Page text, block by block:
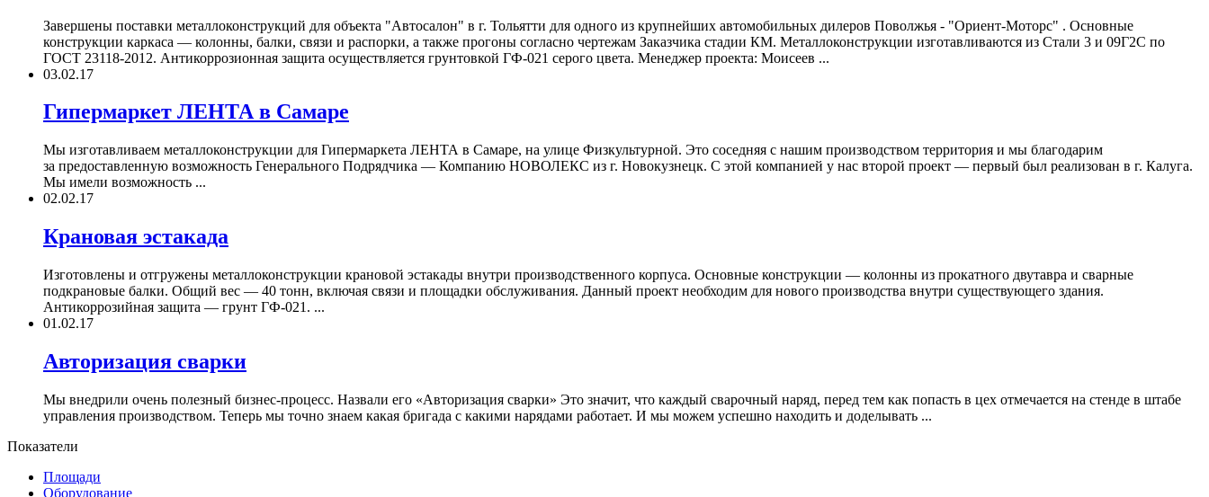
Завершены поставки металлоконструкций для объекта "Автосалон" в г. Тольятти для одного из крупнейших автомобильных дилеров Поволжья - "Ориент-Моторс" . Основные
конструкции каркаса — колонны, балки, связи и распорки, а также прогоны согласно чертежам Заказчика стадии КМ. Металлоконструкции изготавливаются из Стали 3 и 09Г2С по
ГОСТ 23118-2012. Антикоррозионная защита осуществляется грунтовкой ГФ-021 серого цвета. Менеджер проекта: Моисеев ...
03.02.17
Гипермаркет ЛЕНТА в Самаре
Мы изготавливаем металлоконструкции для Гипермаркета ЛЕНТА в Самаре, на улице Физкультурной. Это соседняя с нашим производством территория и мы благодарим
за предоставленную возможность Генерального Подрядчика — Компанию НОВОЛЕКС из г. Новокузнецк. С этой компанией у нас второй проект — первый был реализован в г. Калуга.
Мы имели возможность ...
02.02.17
Крановая эстакада
Изготовлены и отгружены металлоконструкции крановой эстакады внутри производственного корпуса. Основные конструкции — колонны из прокатного двутавра и сварные
подкрановые балки. Общий вес — 40 тонн, включая связи и площадки обслуживания. Данный проект необходим для нового производства внутри существующего здания.
Антикоррозийная защита — грунт ГФ-021. ...
01.02.17
Авторизация сварки
Мы внедрили очень полезный бизнес-процесс. Назвали его «Авторизация сварки» Это значит, что каждый сварочный наряд, перед тем как попасть в цех отмечается на стенде в штабе
управления производством. Теперь мы точно знаем какая бригада с какими нарядами работает. И мы можем успешно находить и доделывать ...
Показатели
Площади
Оборудование